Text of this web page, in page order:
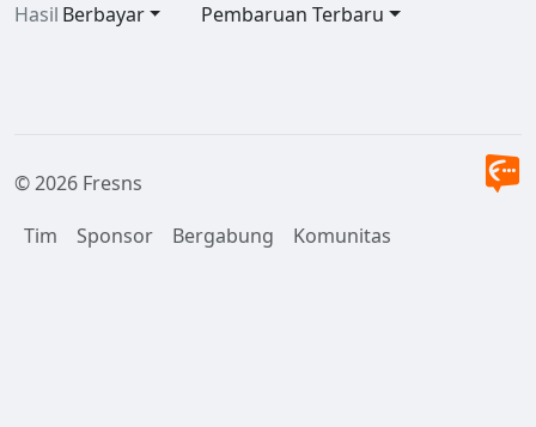
Hasil Berbayar
Pembaruan Terbaru
© 2026 Fresns
Tim
Sponsor Bergabung Komunitas